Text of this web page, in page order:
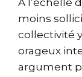
À l’échelle
moins
collectivité
orageux
argument